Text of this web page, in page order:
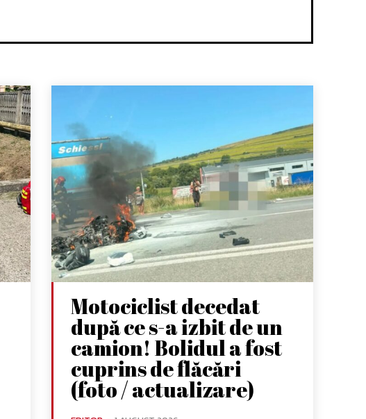
Motociclist decedat
după ce s-a izbit de un
camion! Bolidul a fost
cuprins de flăcări
(foto / actualizare)